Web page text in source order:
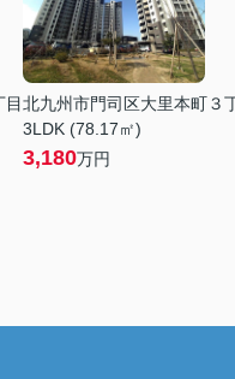
北九州市門司区大里本町３
3LDK (78.17㎡)
3,180万円